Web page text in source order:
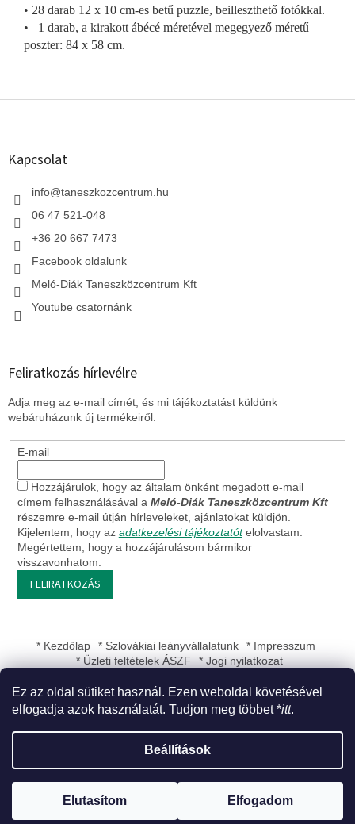
Ez az oldal sütiket használ. Ezen weboldal követésével
elfogadja azok használatát. Tudjon meg többet *itt.
Beállítások
Elutasítom Elfogadom
• 28 darab 12 x 10 cm-es betű puzzle, beilleszthető fotókkal.
• 1 darab, a kirakott ábécé méretével megegyező méretű
poszter: 84 x 58 cm.
L
Kapcsolat
info@taneszkozcentrum.hu
06 47 521-048
+36 20 667 7473
Facebook oldalunk
Meló-Diák Taneszközcentrum Kft
Youtube csatornánk
Feliratkozás hírlevélre
Adja meg az e-mail címét, és mi tájékoztatást küldünk
webáruházunk új termékeiről.
E-mail
Hozzájárulok, hogy az általam önként megadott e-mail
címem felhasználásával a Meló-Diák Taneszközcentrum Kft
részemre e-mail útján hírleveleket, ajánlatokat küldjön.
Kijelentem, hogy az adatkezelési tájékoztatót elolvastam.
Megértettem, hogy a hozzájárulásom bármikor
visszavonhatom.
FELIRATKOZÁS
* Kezdőlap * Szlovákiai leányvállalatunk
* Impresszum
* Üzleti feltételek ÁSZF
* Jogi nyilatkozat
Meló-Diák Taneszközcentrum Kft
fenntartva.
Süti beállítások szerkesztése